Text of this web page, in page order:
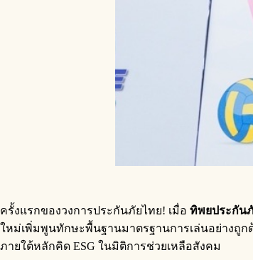
ครั้งแรกของวงการประกันภัยไทย! เมื่อ ทิพยประกัน
ใหม่เพิ่มพูนทักษะพื้นฐานมาตรฐานการเล่นอย่างถู
ภายใต้หลักคิด ESG ในมิติการช่วยเหลือสังคม